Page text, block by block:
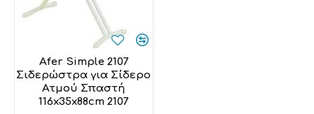
Afer Simple 2107
Σιδερώστρα για Σίδερο
Ατμού Σπαστή
116x35x88cm 2107